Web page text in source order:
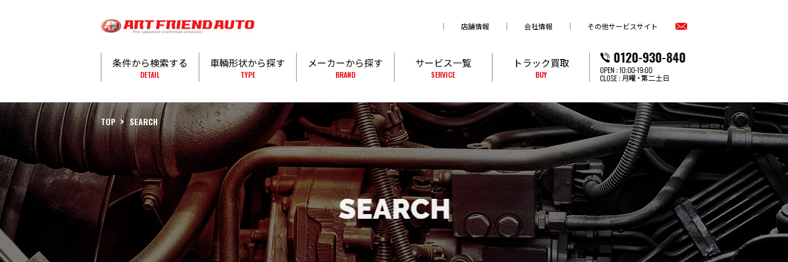
店舗情報 会社情報 その他サービスサイト
条件から検索する
DETAIL
車輌形状から探す
TYPE
メーカーから探す
BRAND
サービス一覧
SERVICE
トラック買取
BUY
TOP SEARCH